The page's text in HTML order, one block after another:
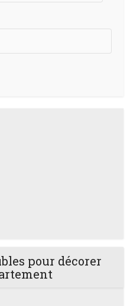
pour décorer